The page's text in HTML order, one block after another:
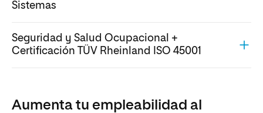
Sistemas
Seguridad y Salud Ocupacional +
Certificación TÜV Rheinland ISO 45001
Aumenta tu empleabilidad al